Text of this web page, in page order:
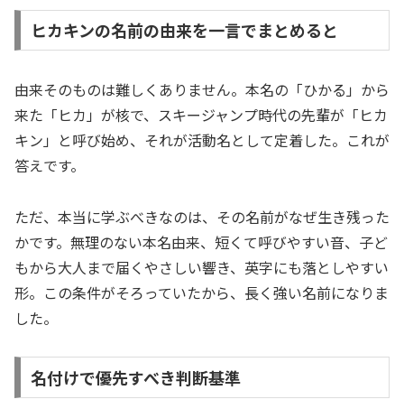
ヒカキンの名前の由来を一言でまとめると
由来そのものは難しくありません。本名の「ひかる」から
来た「ヒカ」が核で、スキージャンプ時代の先輩が「ヒカ
キン」と呼び始め、それが活動名として定着した。これが
答えです。
ただ、本当に学ぶべきなのは、その名前がなぜ生き残った
かです。無理のない本名由来、短くて呼びやすい音、子ど
もから大人まで届くやさしい響き、英字にも落としやすい
形。この条件がそろっていたから、長く強い名前になりま
した。
名付けで優先すべき判断基準